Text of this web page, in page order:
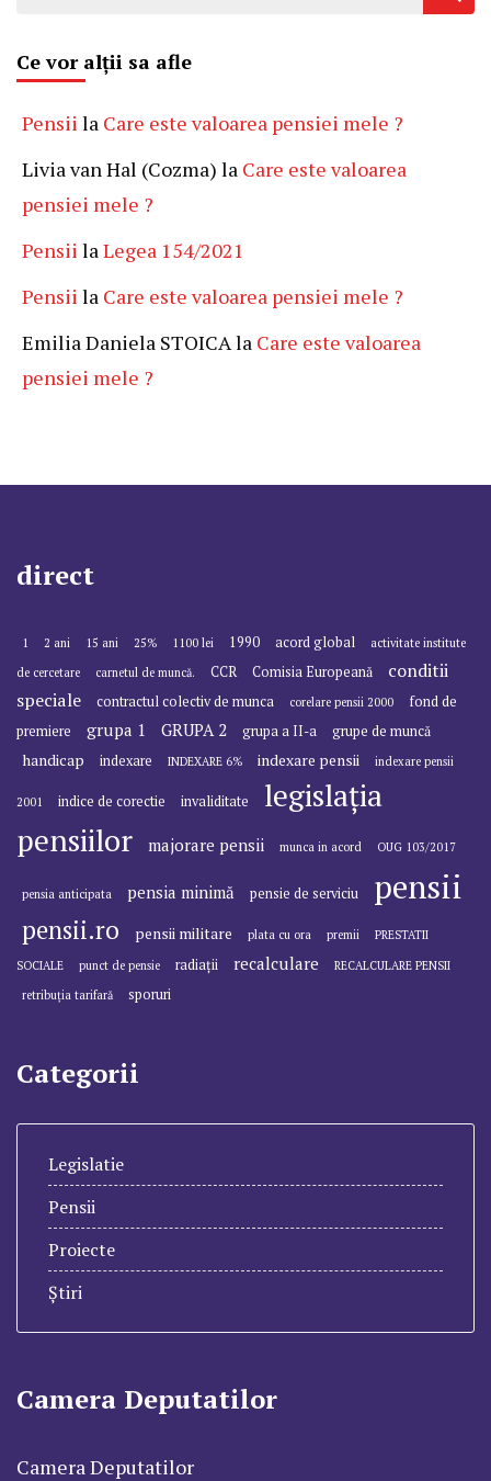
Ce vor alții sa afle
Pensii la Care este valoarea pensiei mele ?
Livia van Hal (Cozma) la Care este valoarea
pensiei mele ?
Pensii la Legea 154/2021
Pensii la Care este valoarea pensiei mele ?
Emilia Daniela STOICA la Care este valoarea
pensiei mele ?
direct
1 2 ani 15 ani 25% 1100 lei 1990 acord global
activitate institute
de cercetare
carnetul de muncă. CCR Comisia Europeană
conditii
speciale
contractul colectiv de munca corelare pensii 2000
fond de
premiere
grupa 1 GRUPA 2 grupa a II-a grupe de muncă
handicap indexare INDEXARE 6% indexare pensii indexare pensii
2001 indice de corectie invaliditate
legislația
pensiilor
majorare pensii munca in acord OUG 103/2017
pensia anticipata pensia minimă pensie de serviciu pensii
pensii.ro pensii militare plata cu ora premii
PRESTATII
SOCIALE
punct de pensie radiații recalculare
RECALCULARE PENSII
retribuția tarifară
sporuri
Categorii
Legislatie
Pensii
Proiecte
Știri
Camera Deputatilor
Camera Deputatilor